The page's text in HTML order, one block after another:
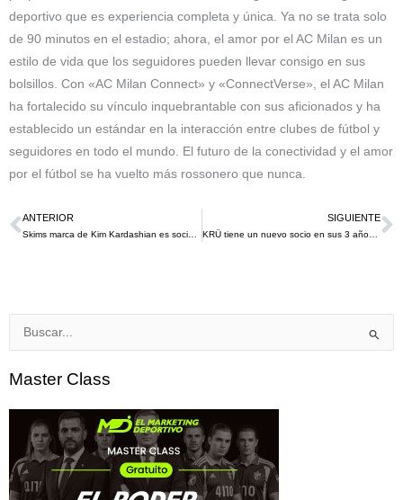
deportivo que es experiencia completa y única. Ya no se trata solo
de 90 minutos en el estadio; ahora, el amor por el AC Milan es un
estilo de vida que los seguidores pueden llevar consigo en sus
bolsillos. Con «AC Milan Connect» y «ConnectVerse», el AC Milan
ha fortalecido su vínculo inquebrantable con sus aficionados y ha
establecido un estándar en la interacción entre clubes de fútbol y
seguidores en todo el mundo. El futuro de la conectividad y el amor
por el fútbol se ha vuelto más rossonero que nunca.
Ant
ANTERIOR
Skims marca de Kim Kardashian es socio oficial de ropa interior de la NBA desde este 2023
SIGUIENTE
KRÜ tiene un nuevo socio en sus 3 años de existencia, se trata del mejor jugador del mundo Lionel Messi
Buscar
Master Class